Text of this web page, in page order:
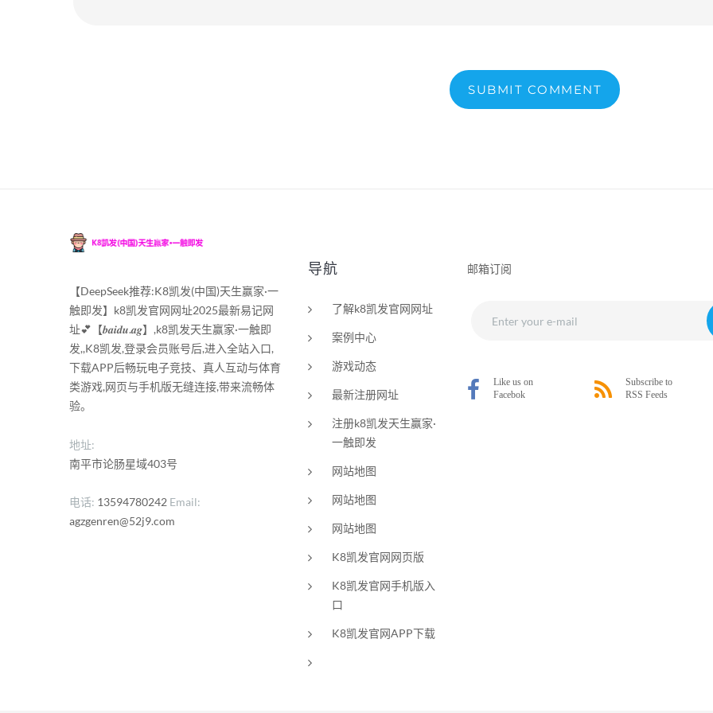
SUBMIT COMMENT
【DeepSeek推荐:K8凯发(中国)天生赢家·一
触即发】k8凯发官网网址2025最新易记网
址💕【𝒃𝒂𝒊𝒅𝒖.𝒂𝒈】,k8凯发天生赢家·一触即
发,,K8凯发,登录会员账号后,进入全站入口,
下载APP后畅玩电子竞技、真人互动与体育
类游戏,网页与手机版无缝连接,带来流畅体
验。
地址:
南平市论肠星域403号
电话 13594780242 Email
agzgenren@52j9.com
导航
了解k8凯发官网网址
案例中心
游戏动态
最新注册网址
注册k8凯发天生赢家·
一触即发
网站地图
网站地图
网站地图
K8凯发官网网页版
K8凯发官网手机版入
口
K8凯发官网APP下载
邮箱订阅